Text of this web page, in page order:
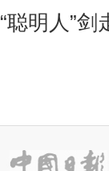
“聪明人”剑